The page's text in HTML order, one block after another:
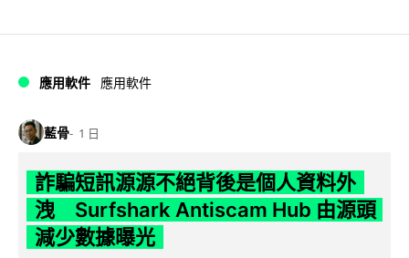
應用軟件 應用軟件
藍骨 1 日
詐騙短訊源源不絕背後是個人資料外
洩 Surfshark Antiscam Hub 由源頭
減少數據曝光